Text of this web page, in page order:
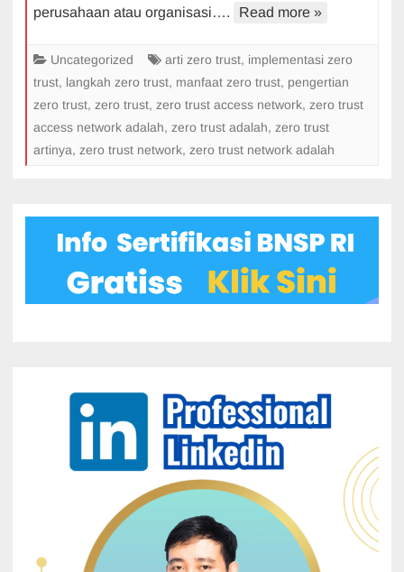
Implementasinya
perusahaan atau organisasi….
Read more »
Uncategorized arti zero trust, implementasi zero
trust, langkah zero trust, manfaat zero trust, pengertian
zero trust, zero trust, zero trust access network, zero trust
access network adalah, zero trust adalah, zero trust
artinya, zero trust network, zero trust network adalah